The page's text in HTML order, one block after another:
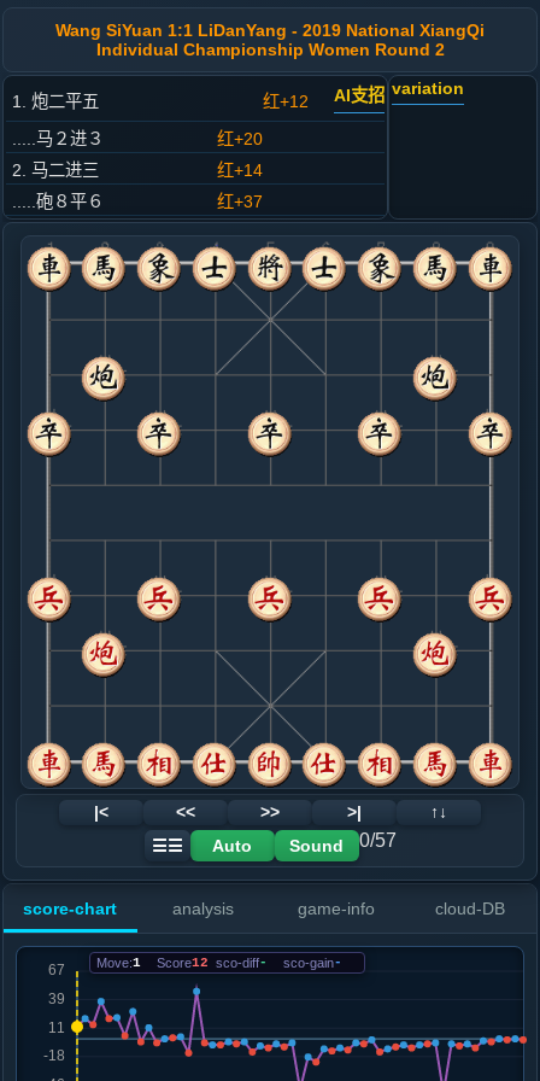
Wang SiYuan 1:1 LiDanYang - 2019 National XiangQi
Individual Championship Women Round 2
1. 炮二平五 红+12 AI支招
.....马２进３
红+20
2. 马二进三
红+14
.....砲８平６
红+37
3. 车一平二
红+20
.....马８进７
红+21
4. 马八进九
红+3
.....象３进５
红+27
5. 兵七进一
黑+3
.....士４进５
6. 炮八平七
黑+4
兵三进一
.....卒７进１
红+0
7. 车九平八
红+1
8. 仕六进五
黑+14
车八进五
.....车１平４
红+47
车９平８
9. 车八进三
黑+4
车八进七
.....车９平８
10. 车二进九
黑+6
.....马７退８
黑+3
黑+5
炮七进四
.....马８进７
黑+3
车４平２
12. 相三进五
黑+13
相七进五
黑+7
车４平２
13. 兵三进一
黑+9
.....车４平２
黑+4
15. 车八平六
.....车２进４
16. 相三退五
黑+23
兵五进一
variation
|< << >> >|
↑↓
☰☰
Auto Sound 0/57
score-chart analysis game-info cloud-DB
Move:1 Score12 sco-diff- sco-gain-